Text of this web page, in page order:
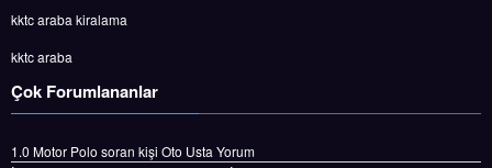
kktc araba kiralama
kktc araba
Çok Forumlananlar
1.0 Motor Polo soran kişi Oto Usta Yorum